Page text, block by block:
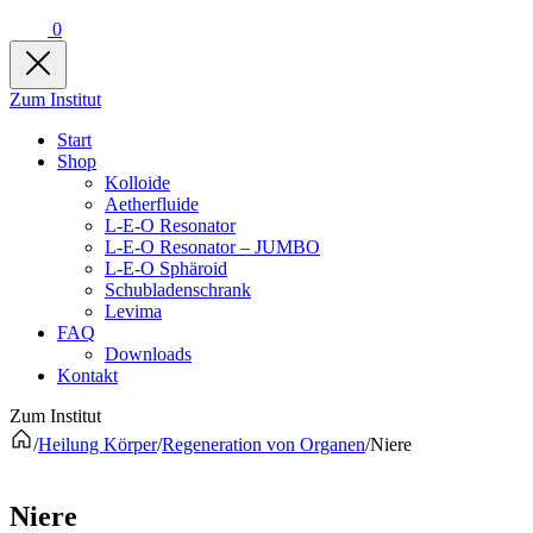
0
Zum Institut
Start
Shop
Kolloide
Aetherfluide
L-E-O Resonator
L-E-O Resonator – JUMBO
L-E-O Sphäroid
Schubladenschrank
Levima
FAQ
Downloads
Kontakt
Zum Institut
/Heilung Körper/Regeneration von Organen/Niere
Niere